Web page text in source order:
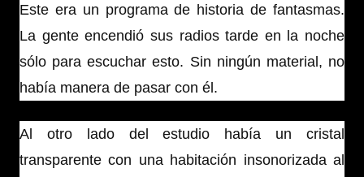
Este era un programa de historia de fantasmas.
La gente encendió sus radios tarde en la noche
sólo para escuchar esto. Sin ningún material, no
había manera de pasar con él.
Al otro lado del estudio había un cristal
transparente con una habitación insonorizada al